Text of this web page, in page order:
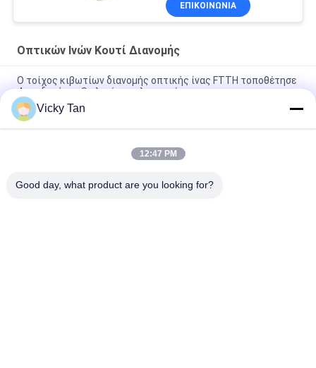
ΕΠΙΚΟΙΝΩΝΊΑ
Οπτικών Ινών Κουτί Διανομής
Ο τοίχος κιβωτίων διανομής οπτικής ίνας FTTH τοποθέτησε
4 συνδετήρες Sc λιμένων ελαφριούς
Ip65 υπαίθρια χρήση Ftth κιβωτίων λήξης οπτικών ινών
βαθμού
ABS υλικοί οπτικών ινών διανομής προσαρμοστές Sc
Vicky Tan
12:47 PM
Good day, what product are you looking for?